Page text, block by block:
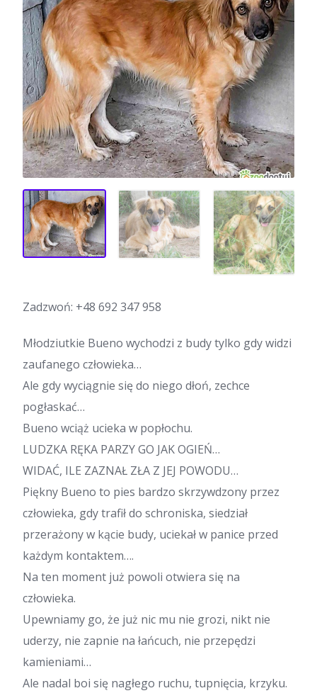
Zadzwoń: +48 692 347 958
Młodziutkie Bueno wychodzi z budy tylko gdy widzi
zaufanego człowieka…
Ale gdy wyciągnie się do niego dłoń, zechce
pogłaskać…
Bueno wciąż ucieka w popłochu.
LUDZKA RĘKA PARZY GO JAK OGIEŃ…
WIDAĆ, ILE ZAZNAŁ ZŁA Z JEJ POWODU…
Piękny Bueno to pies bardzo skrzywdzony przez
człowieka, gdy trafił do schroniska, siedział
przerażony w kącie budy, uciekał w panice przed
każdym kontaktem….
Na ten moment już powoli otwiera się na
człowieka.
Upewniamy go, że już nic mu nie grozi, nikt nie
uderzy, nie zapnie na łańcuch, nie przepędzi
kamieniami…
Ale nadal boi się nagłego ruchu, tupnięcia, krzyku.